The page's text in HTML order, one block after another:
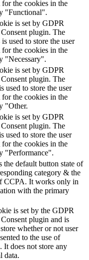
for the cookies in the
"Functional".
is set by GDPR
plugin. The
used to store the user
for the cookies in the
"Necessary".
is set by GDPR
plugin. The
used to store the user
for the cookies in the
"Other.
is set by GDPR
plugin. The
used to store the user
for the cookies in the
"Performance".
the default button state of
category & the
CCPA. It works only in
with the primary
is set by the GDPR
plugin and is
whether or not user
to the use of
It does not store any
data.